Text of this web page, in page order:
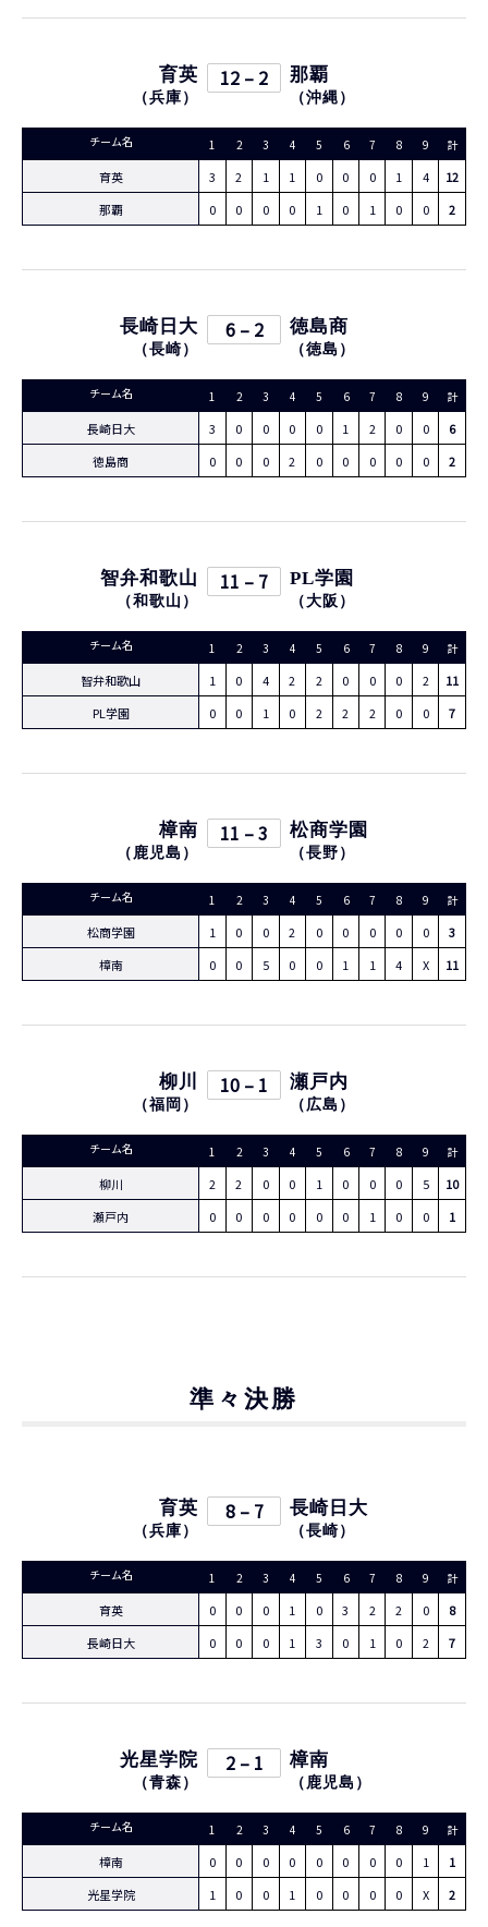
育英
（兵庫 ）
12 – 2 那覇
（沖縄 ）
チーム名 1 2 3 4 5 6 7 8 9 計
育英 3 2 1 1 0 0 0 1 4
12
那覇
0 0 0 0 1 0 1 0 0 2
長崎日大
（長崎 ）
6 – 2 徳島商
（徳島 ）
チーム名 1 2 3 4 5 6 7 8 9 計
長崎日大 3 0 0 0 0 1 2 0 0
6
徳島商
0 0 0 2 0 0 0 0 0 2
智弁和歌山
（和歌山 ）
11 – 7 PL学園
（大阪 ）
チーム名 1 2 3 4 5 6 7 8 9 計
智弁和歌山 1 0 4 2 2 0 0 0 2
11
PL学園
0 0 1 0 2 2 2 0 0 7
樟南
（ 鹿児島 ）
11 – 3 松商学園
（長野 ）
チーム名 1 2 3 4 5 6 7 8 9 計
松商学園 1 0 0 2 0 0 0 0 0
3
樟南
0 0 5 0 0 1 1 4 X 11
柳川
（福岡 ）
10 – 1 瀬戸内
（ 広島 ）
チーム名 1 2 3 4 5 6 7 8 9 計
柳川 2 2 0 0 1 0 0 0 5
10
瀬戸内
0 0 0 0 0 0 1 0 0 1
準々決勝
育英
（兵庫 ）
8 – 7 長崎日大
（長崎 ）
チーム名 1 2 3 4 5 6 7 8 9 計
育英 0 0 0 1 0 3 2 2 0
8
長崎日大
0 0 0 1 3 0 1 0 2 7
光星学院
（青森 ）
2 – 1 樟南
（ 鹿児島 ）
チーム名 1 2 3 4 5 6 7 8 9 計
樟南 0 0 0 0 0 0 0 0 1
1
光星学院
1 0 0 1 0 0 0 0 X 2